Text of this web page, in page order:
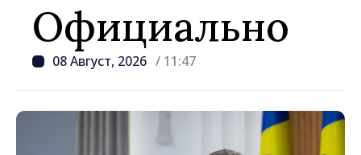
Официально
08 Август, 2026 / 11:47